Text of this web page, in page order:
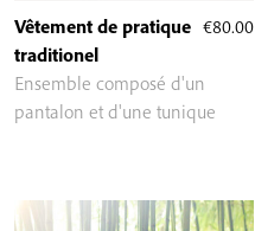
€80.00
Vêtement de pratique
traditionel
Ensemble composé d'un
pantalon et d'une tunique